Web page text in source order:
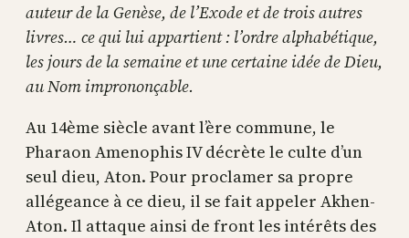
auteur de la Genèse, de l’Exode et de trois autres
livres… ce qui lui appartient : l’ordre alphabétique,
les jours de la semaine et une certaine idée de Dieu,
au Nom imprononçable.
Au 14ème siècle avant l’ère commune, le
Pharaon Amenophis IV décrète le culte d’un
seul dieu, Aton. Pour proclamer sa propre
allégeance à ce dieu, il se fait appeler Akhen-
Aton. Il attaque ainsi de front les intérêts des